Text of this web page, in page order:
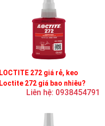
LOCTITE 272 giá rẻ, keo
Loctite 272 giá bao nhiêu?
Liên hệ: 0938454791